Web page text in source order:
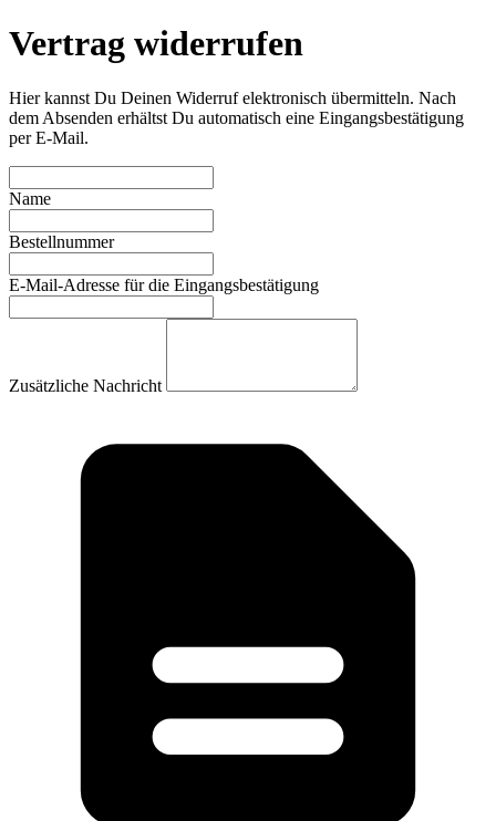
Vertrag widerrufen
Hier kannst Du Deinen Widerruf elektronisch übermitteln. Nach
dem Absenden erhältst Du automatisch eine Eingangsbestätigung
per E-Mail.
Name
Bestellnummer
E-Mail-Adresse für die Eingangsbestätigung
Zusätzliche Nachricht